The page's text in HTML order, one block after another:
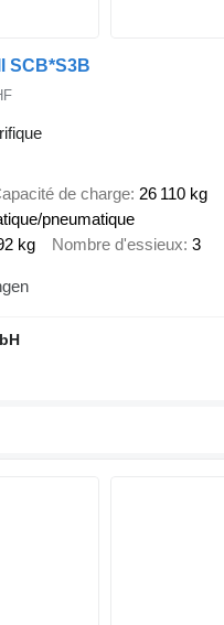
SCB*S3B
de charge 26 110 kg
pneumatique
kg Nombre d'essieux 3